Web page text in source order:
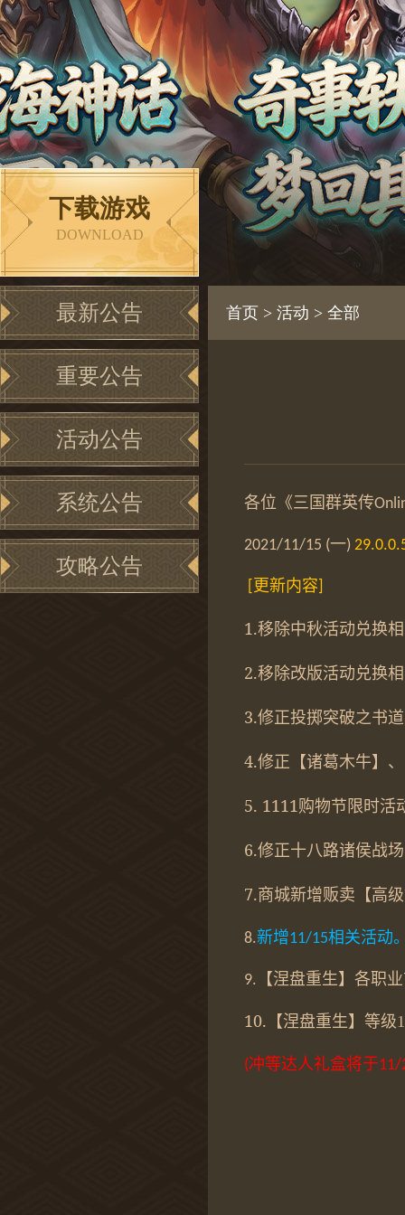
下载游戏
DOWNLOAD
最新公告
重要公告
活动公告
系统公告
攻略公告
首页 > 活动 > 全部
各位《三国群英传
2021/11/15 (一)
更新内容
1.移除中秋活动兑换
2.移除改版活动兑换
3.修正投掷突破之书
4.修正【诸葛木牛】
5. 1111购物节限时活
6.修正十八路诸侯战
7.商城新增贩卖【高
8.新增11/15相关活动
9. 【涅盘重生】各职
10. 【涅盘重生】等级
(冲等达人礼盒将于11/